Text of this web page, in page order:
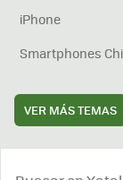
iPhone
Smartphones
VER MÁS TEMAS